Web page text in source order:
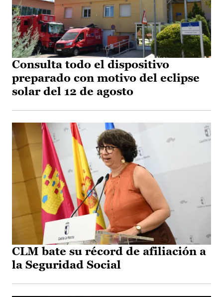
Consulta todo el dispositivo
preparado con motivo del eclipse
solar del 12 de agosto
CLM bate su récord de afiliación a
la Seguridad Social